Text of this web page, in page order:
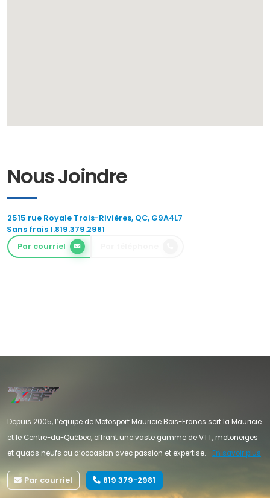
Nous Joindre
2515 rue Royale Trois-Rivières, QC, G9A4L7
Sans frais 1.819.379.2981
Par courriel
Depuis 2005, l’équipe de Motosport Mauricie Bois-Francs sert la Mauricie
et le Centre-du-Québec, offrant une vaste gamme de VTT, motoneiges
et quads neufs ou d’occasion avec passion et expertise.
En savoir plus
Par courriel 819 379-2981